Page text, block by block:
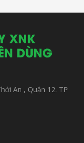
An , Quận 12. TP